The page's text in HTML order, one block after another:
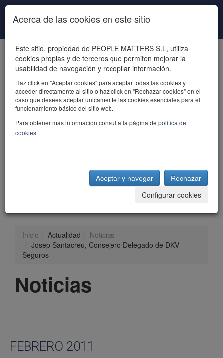
Pasar al contenido principal
powered by talent
Inicio Actualidad
Noticias
Josep Santacreu, Consejero Delegado de DKV
Seguros
Noticias
FEBRERO 2011
Acerca de las cookies en este sitio
Este sitio, propiedad de PEOPLE MATTERS S.L, utiliza
cookies propias y de terceros que permiten mejorar la
usabilidad de navegación y recopilar información.
Haz click en "Aceptar cookies" para aceptar todas las cookies y
acceder directamente al sitio o haz click en "Rechazar cookies" en el
caso que desees aceptar únicamente las cookies esenciales para el
funcionamiento básico del sitio web.
Para obtener más información consulta la página de política de
cookies
Aceptar y navegar
Rechazar
Configurar cookies